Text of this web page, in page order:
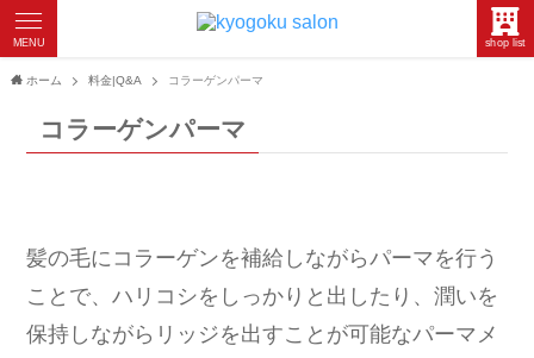
shop list
MENU
ホーム 料金|Q&A コラーゲンパーマ
コラーゲンパーマ
髪の毛にコラーゲンを補給しながらパーマを行う
ことで、ハリコシをしっかりと出したり、潤いを
保持しながらリッジを出すことが可能なパーマメ